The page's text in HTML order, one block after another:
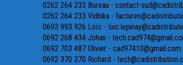
0262 264 233 Bureau - contact-
0262 264 233 Vidhika -
0693 993 926 Loïc -
0692 268 434 Johan -
0692 703 487 Olivier - cad97410@gmail.com
0692 370 370 Richard -